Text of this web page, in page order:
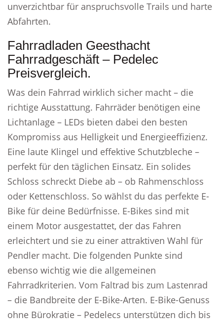
unverzichtbar für anspruchsvolle Trails und harte
Abfahrten.
Fahrradladen Geesthacht
Fahrradgeschäft – Pedelec
Preisvergleich.
Was dein Fahrrad wirklich sicher macht – die
richtige Ausstattung. Fahrräder benötigen eine
Lichtanlage – LEDs bieten dabei den besten
Kompromiss aus Helligkeit und Energieeffizienz.
Eine laute Klingel und effektive Schutzbleche –
perfekt für den täglichen Einsatz. Ein solides
Schloss schreckt Diebe ab – ob Rahmenschloss
oder Kettenschloss. So wählst du das perfekte E-
Bike für deine Bedürfnisse. E-Bikes sind mit
einem Motor ausgestattet, der das Fahren
erleichtert und sie zu einer attraktiven Wahl für
Pendler macht. Die folgenden Punkte sind
ebenso wichtig wie die allgemeinen
Fahrradkriterien. Vom Faltrad bis zum Lastenrad
– die Bandbreite der E-Bike-Arten. E-Bike-Genuss
ohne Bürokratie – Pedelecs unterstützen dich bis